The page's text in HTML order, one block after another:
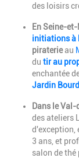
des loisirs
En Seine-
initiations à
piraterieau
du tir au
enchantée
Jardin
Dans le Val-
des ateliers
d'exception,
3 ans, et
salon de thé